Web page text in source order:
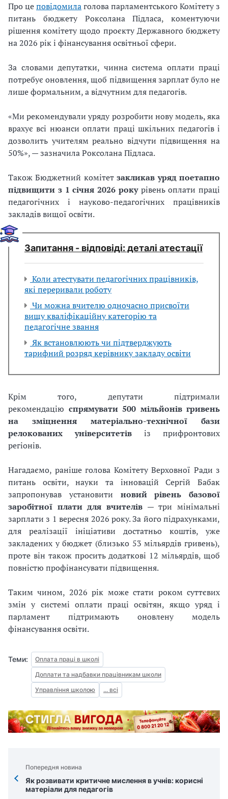
Про цеповідомилаголова парламентського Комітету з
питань бюджету Роксолана Підласа, коментуючи
рішення комітету щодо проєкту Державного бюджету
на 2026 рік і фінансування освітньої сфери.
За словами депутатки, чинна система оплати праці
потребує оновлення, щоб підвищення зарплат було не
лише формальним, а відчутним для педагогів.
«Ми рекомендували уряду розробити нову модель, яка
врахує всі нюанси оплати праці шкільних педагогів і
дозволить учителям реально відчути підвищення на
50%», — зазначила Роксолана Підласа.
Також Бюджетний комітетзакликав уряд поетапно
підвищити з 1 січня 2026 рокурівень оплати праці
педагогічних і науково-педагогічних працівників
закладів вищої освіти.
Запитання - відповіді: деталі атестації
Коли атестувати педагогічних працівників,
які переривали роботу
Чи можна вчителю одночасно присвоїти
вищу кваліфікаційну категорію та
педагогічне звання
Як встановлюють чи підтверджують
тарифний розряд керівнику закладу освіти
Крім того, депутати підтримали
рекомендацію спрямувати 500 мільйонів гривень
на зміцнення матеріально-технічної бази
релокованих університетів із прифронтових
регіонів.
Нагадаємо, раніше голова Комітету Верховної Ради з
питань освіти, науки та інновацій Сергій Бабак
запропонував установити новий рівень базової
заробітної плати для вчителів — три мінімальні
зарплати з 1 вересня 2026 року. За його підрахунками,
для реалізації ініціативи достатньо коштів, уже
закладених у бюджет (близько 53 мільярдів гривень),
проте він також просить додаткові 12 мільярдів, щоб
повністю профінансувати підвищення.
Таким чином, 2026 рік може стати роком суттєвих
змін у системі оплати праці освітян, якщо уряд і
парламент підтримають оновлену модель
фінансування освіти.
Теми:
Оплата праці в школі
Доплати та надбавки працівникам школи
Управління школою
... всі
Попередня новина
Як розвивати критичне мислення в учнів: корисні
матеріали для педагогів